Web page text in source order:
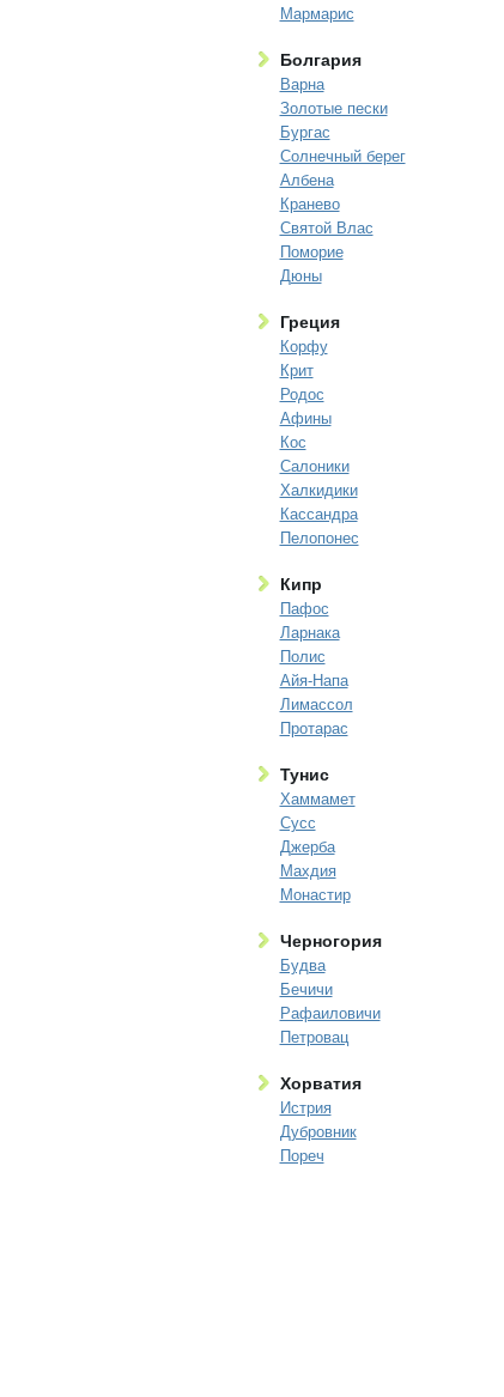
Мармарис
Болгария
Варна
Золотые пески
Бургас
Солнечный берег
Албена
Кранево
Святой Влас
Поморие
Дюны
Греция
Корфу
Крит
Родос
Афины
Кос
Салоники
Халкидики
Кассандра
Пелопонес
Кипр
Пафос
Ларнака
Полис
Айя-Напа
Лимассол
Протарас
Тунис
Хаммамет
Сусс
Джерба
Махдия
Монастир
Черногория
Будва
Бечичи
Рафаиловичи
Петровац
Хорватия
Истрия
Дубровник
Пореч